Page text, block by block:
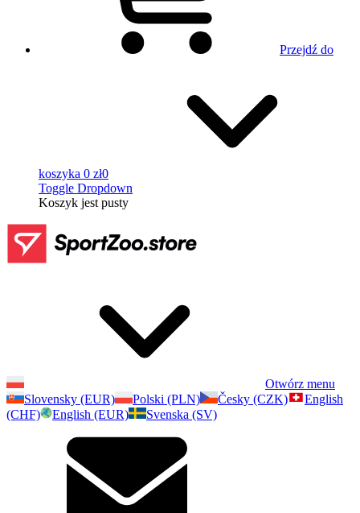
Przejdź do
koszyka 0 zł0
Toggle Dropdown
Koszyk jest pusty
Otwórz menu
Slovensky (EUR)
Polski (PLN) Česky (CZK)
English
(CHF)
English (EUR) Svenska (SV)